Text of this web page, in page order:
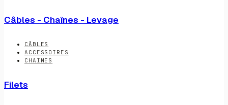
Câbles - Chaînes - Levage
CÂBLES
ACCESSOIRES
CHAINES
Filets